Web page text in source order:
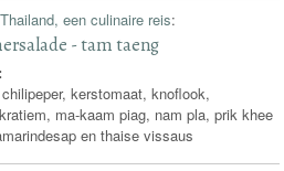
Thailand, een culinaire reis:
- tam taeng
kerstomaat, knoflook,
ma-kaam piag, nam pla, prik khee
en thaise vissaus